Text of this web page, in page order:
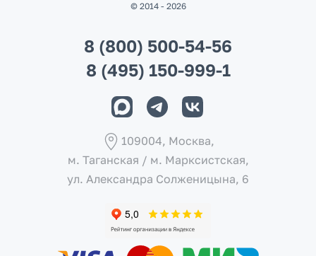
© 2014 - 2026
8 (800) 500-54-56
8 (495) 150-999-1
109004, Москва,
м. Таганская / м. Марксистcкая,
ул. Александра Солженицына, 6